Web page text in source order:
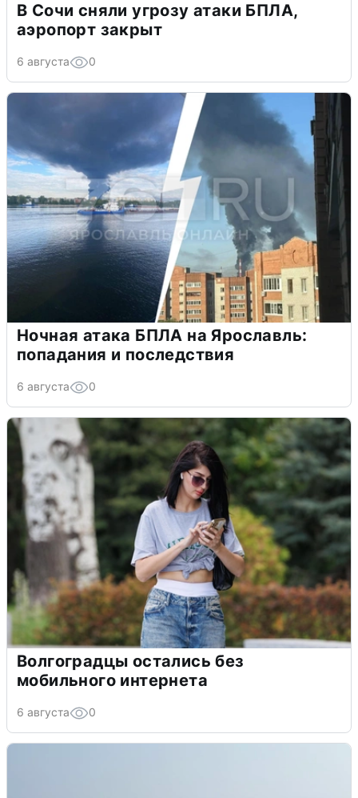
В Сочи сняли угрозу атаки БПЛА,
аэропорт закрыт
6 августа 0
Ночная атака БПЛА на Ярославль:
попадания и последствия
6 августа 0
Волгоградцы остались без
мобильного интернета
6 августа 0